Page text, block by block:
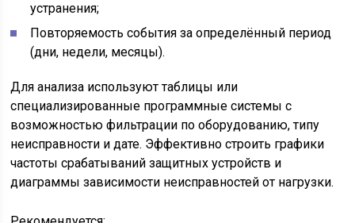
устранения;
Повторяемость события за определённый период
(дни, недели, месяцы).
Для анализа используют таблицы или
специализированные программные системы с
возможностью фильтрации по оборудованию, типу
неисправности и дате. Эффективно строить графики
частоты срабатываний защитных устройств и
диаграммы зависимости неисправностей от нагрузки.